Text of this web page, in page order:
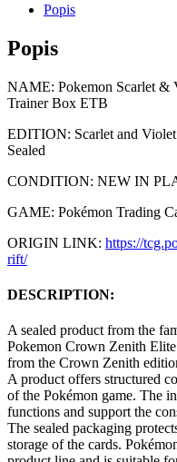
Popis
Popis
NAME: Pokemon Scarlet &
Trainer Box ETB
EDITION: Scarlet and
Sealed
CONDITION: NEW IN
GAME: Pokémon Trading
ORIGIN LINK: https://
rift/
DESCRIPTION:
A sealed product from the
Pokemon Crown Zenith
from the Crown Zenith
A product offers structured
of the Pokémon game. The
functions and support the
The sealed packaging
storage of the cards.